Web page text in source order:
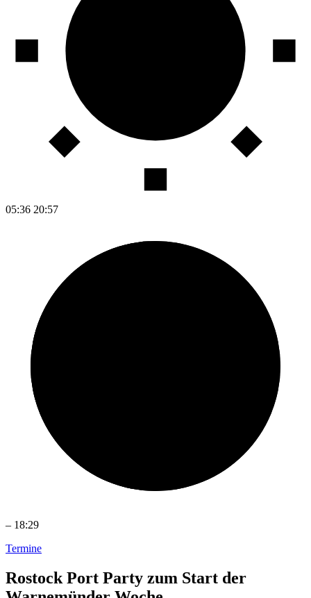
05:36 20:57
– 18:29
Termine
Rostock Port Party zum Start der